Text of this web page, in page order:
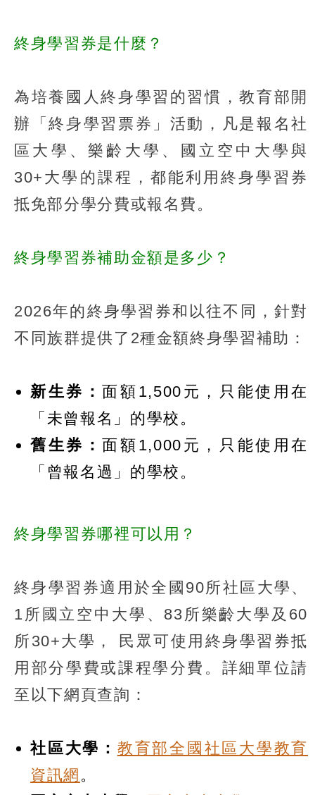
終身學習券是什麼？
為培養國人終身學習的習慣，教育部開
辦「終身學習票券」活動，凡是報名社
區大學、樂齡大學、國立空中大學與
30+大學的課程，都能利用終身學習券
抵免部分學分費或報名費。
終身學習券補助金額是多少？
2026年的終身學習券和以往不同，針對
不同族群提供了2種金額終身學習補助：
新生券： 面額1,500元，只能使用在
「未曾報名」的學校。
舊生券： 面額1,000元，只能使用在
「曾報名過」的學校。
終身學習券哪裡可以用？
終身學習券適用於全國90所社區大學、
1所國立空中大學、83所樂齡大學及60
所30+大學， 民眾可使用終身學習券抵
用部分學費或課程學分費。詳細單位請
至以下網頁查詢：
社區大學： 教育部全國社區大學教育
資訊網 。